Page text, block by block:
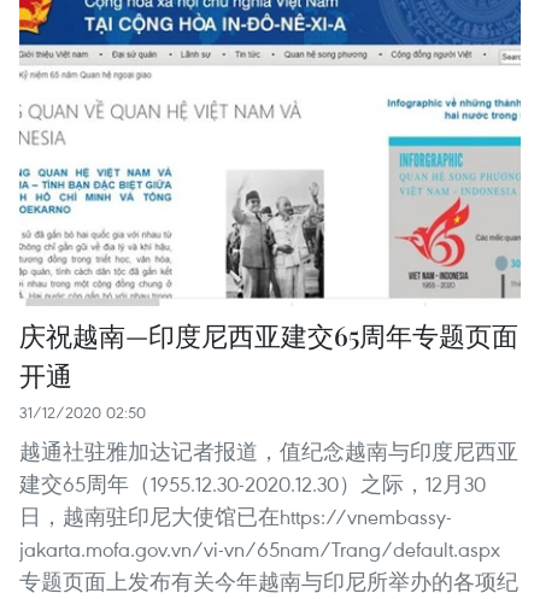
庆祝越南—印度尼西亚建交65周年专题页面
开通
31/12/2020 02:50
越通社驻雅加达记者报道，值纪念越南与印度尼西亚
建交65周年（1955.12.30-2020.12.30）之际，12月30
日，越南驻印尼大使馆已在https://vnembassy-
jakarta.mofa.gov.vn/vi-vn/65nam/Trang/default.aspx
专题页面上发布有关今年越南与印尼所举办的各项纪